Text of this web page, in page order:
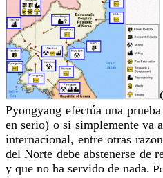
Pyongyang efectúa una
en serio) o si simplemente va
internacional, entre otras
del Norte debe abstenerse de
y que no ha servido de nada.